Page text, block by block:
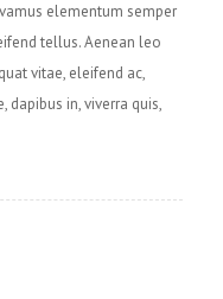
elementum semper
tellus. Aenean leo
vitae, eleifend ac,
dapibus in, viverra quis,